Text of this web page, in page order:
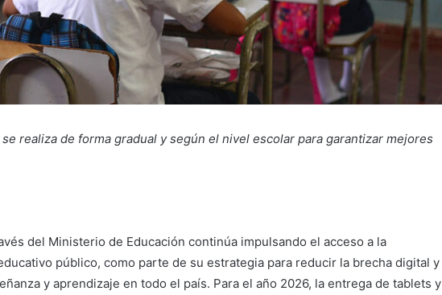
realiza de forma gradual y según el nivel escolar para garantizar mejores
del Ministerio de Educación continúa impulsando el acceso a la
público, como parte de su estrategia para reducir la brecha digital y
y aprendizaje en todo el país. Para el año 2026, la entrega de tablets y